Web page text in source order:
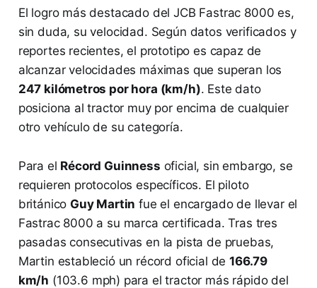
El logro más destacado del JCB Fastrac 8000 es,
sin duda, su velocidad. Según datos verificados y
reportes recientes, el prototipo es capaz de
alcanzar velocidades máximas que superan los
247 kilómetros por hora (km/h). Este dato
posiciona al tractor muy por encima de cualquier
otro vehículo de su categoría.
Para el Récord Guinness oficial, sin embargo, se
requieren protocolos específicos. El piloto
británico Guy Martin fue el encargado de llevar el
Fastrac 8000 a su marca certificada. Tras tres
pasadas consecutivas en la pista de pruebas,
Martin estableció un récord oficial de166.79
km/h (103.6 mph) para el tractor más rápido del